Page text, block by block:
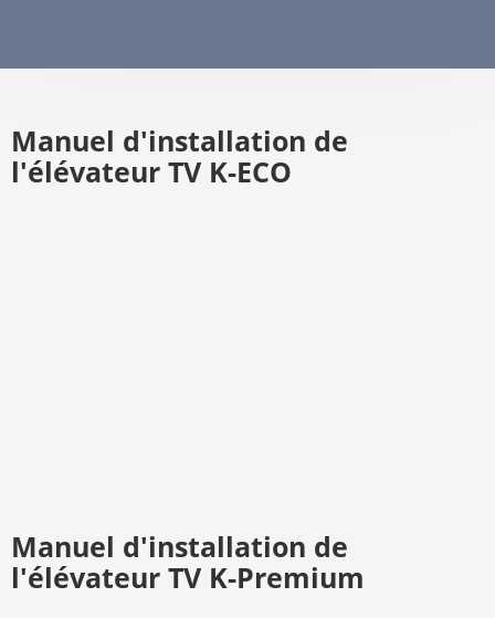
Manuel d'installation de
l'élévateur TV K-ECO
Manuel d'installation de
l'élévateur TV K-Premium